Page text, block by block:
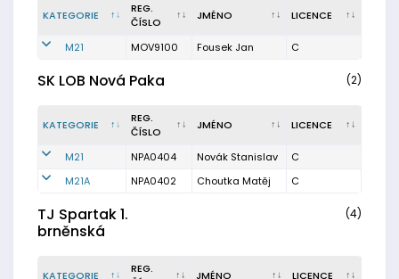
KATEGORIE
REG.
ČÍSLO
JMÉNO LICENCE
M21 MOV9100 Fousek Jan C
SK LOB Nová Paka (2)
KATEGORIE
REG.
ČÍSLO
JMÉNO LICENCE
M21 NPA0404 Novák Stanislav
C
M21A
NPA0402 Choutka Matěj C
TJ Spartak 1.
brněnská
(4)
KATEGORIE
REG.
JMÉNO LICENCE